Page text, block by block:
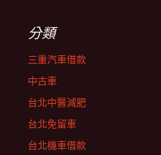
分類
三重汽車借款
中古車
台北中醫減肥
台北免留車
台北機車借款